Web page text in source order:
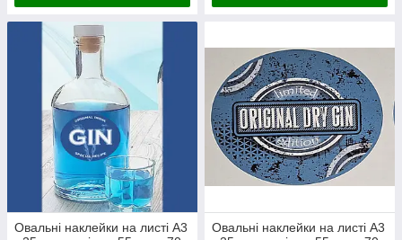
Овальні наклейки на листі А3
Овальні наклейки на листі А3